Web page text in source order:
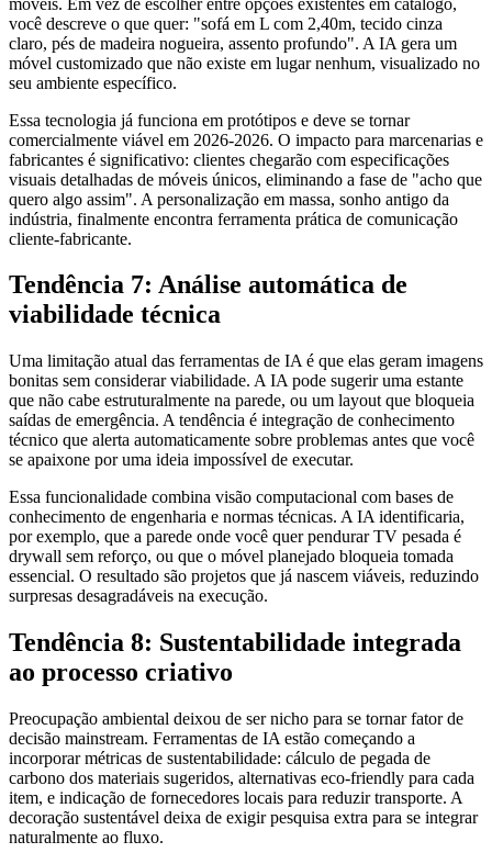
você descreve o que quer: "sofá em L com 2,40m, tecido cinza
claro, pés de madeira nogueira, assento profundo". A IA gera um
móvel customizado que não existe em lugar nenhum, visualizado no
seu ambiente específico.
Essa tecnologia já funciona em protótipos e deve se tornar
comercialmente viável em 2026-2026. O impacto para marcenarias e
fabricantes é significativo: clientes chegarão com especificações
visuais detalhadas de móveis únicos, eliminando a fase de "acho que
quero algo assim". A personalização em massa, sonho antigo da
indústria, finalmente encontra ferramenta prática de comunicação
cliente-fabricante.
Tendência 7: Análise automática de
viabilidade técnica
Uma limitação atual das ferramentas de IA é que elas geram imagens
bonitas sem considerar viabilidade. A IA pode sugerir uma estante
que não cabe estruturalmente na parede, ou um layout que bloqueia
saídas de emergência. A tendência é integração de conhecimento
técnico que alerta automaticamente sobre problemas antes que você
se apaixone por uma ideia impossível de executar.
Essa funcionalidade combina visão computacional com bases de
conhecimento de engenharia e normas técnicas. A IA identificaria,
por exemplo, que a parede onde você quer pendurar TV pesada é
drywall sem reforço, ou que o móvel planejado bloqueia tomada
essencial. O resultado são projetos que já nascem viáveis, reduzindo
surpresas desagradáveis na execução.
Tendência 8: Sustentabilidade integrada
ao processo criativo
Preocupação ambiental deixou de ser nicho para se tornar fator de
decisão mainstream. Ferramentas de IA estão começando a
incorporar métricas de sustentabilidade: cálculo de pegada de
carbono dos materiais sugeridos, alternativas eco-friendly para cada
item, e indicação de fornecedores locais para reduzir transporte. A
decoração sustentável deixa de exigir pesquisa extra para se integrar
naturalmente ao fluxo.